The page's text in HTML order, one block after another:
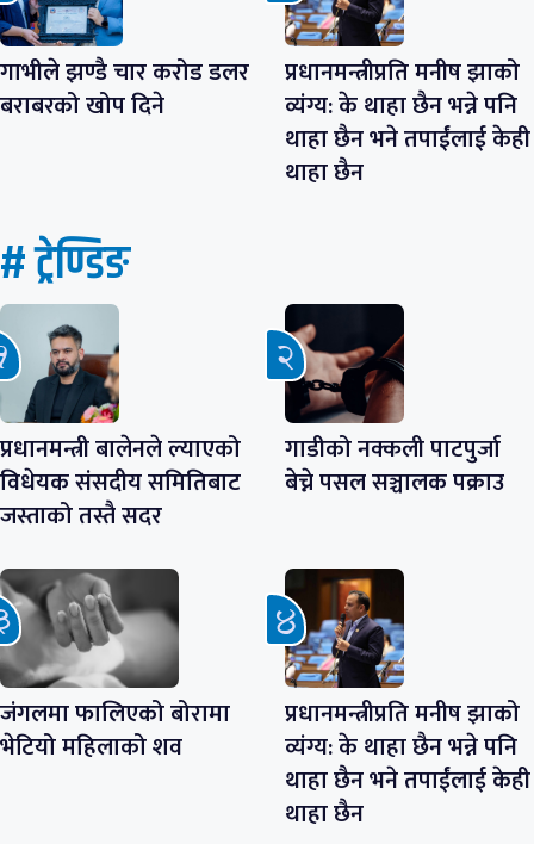
गाभीले झण्डै चार करोड डलर
बराबरको खोप दिने
प्रधानमन्त्रीप्रति मनीष झाको
व्यंग्य: के थाहा छैन भन्ने पनि
थाहा छैन भने तपाईंलाई केही
थाहा छैन
# ट्रेण्डिङ
प्रधानमन्त्री बालेनले ल्याएको
विधेयक संसदीय समितिबाट
जस्ताको तस्तै सदर
गाडीको नक्कली पाटपुर्जा
बेच्ने पसल सञ्चालक पक्राउ
जंगलमा फालिएको बोरामा
भेटियो महिलाको शव
प्रधानमन्त्रीप्रति मनीष झाको
व्यंग्य: के थाहा छैन भन्ने पनि
थाहा छैन भने तपाईंलाई केही
थाहा छैन